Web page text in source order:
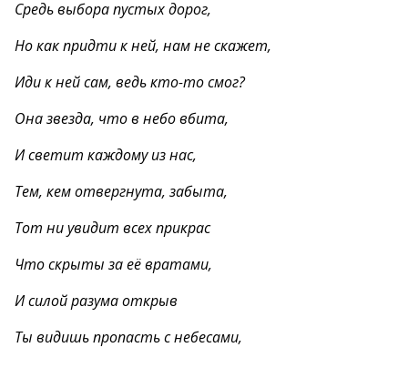
Средь выбора пустых дорог,
Но как придти к ней, нам не скажет,
Иди к ней сам, ведь кто-то смог?
Она звезда, что в небо вбита,
И светит каждому из нас,
Тем, кем отвергнута, забыта,
Тот ни увидит всех прикрас
Что скрыты за её вратами,
И силой разума открыв
Ты видишь пропасть с небесами,